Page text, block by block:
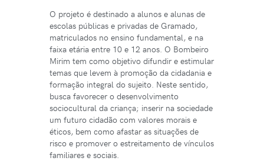
O projeto é destinado a alunos e alunas de
escolas públicas e privadas de Gramado,
matriculados no ensino fundamental, e na
faixa etária entre 10 e 12 anos. O Bombeiro
Mirim tem como objetivo difundir e estimular
temas que levem à promoção da cidadania e
formação integral do sujeito. Neste sentido,
busca favorecer o desenvolvimento
sociocultural da criança; inserir na sociedade
um futuro cidadão com valores morais e
éticos, bem como afastar as situações de
risco e promover o estreitamento de vínculos
familiares e sociais.